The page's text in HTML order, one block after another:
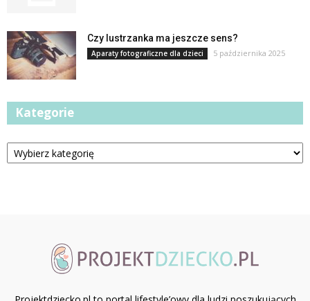
Czy lustrzanka ma jeszcze sens?
Aparaty fotograficzne dla dzieci 5 października 2025
Kategorie
Kategorie